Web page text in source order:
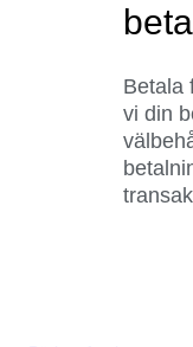
Betala
vi din